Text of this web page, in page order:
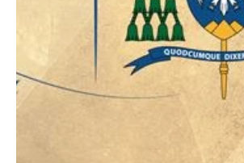
de Denver y reúne a cientos de fieles
Católicos de todo el norte de Colorado se
Jesús en la Eucaristía con oración, cantos
las calles de Denver. El padre Paul Nguyen,
parroquia Holy Ghost en Denver, camina
la procesión eucarística de Corpus Christi
(Foto por André Escaleira, Jr.) Sirenas,
no sea la combinación más común para